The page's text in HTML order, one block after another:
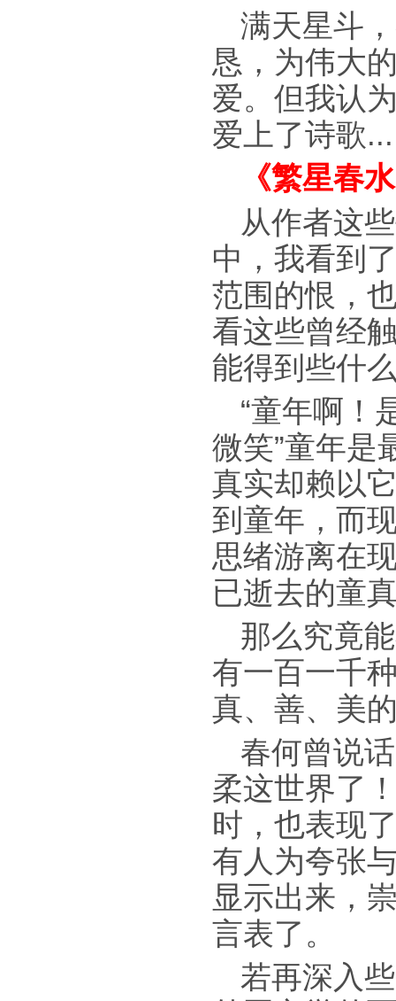
满天星斗
恳，为伟大
爱。但我认
爱上了诗歌
《繁星春
从作者这
中，我看到
范围的恨，
看这些曾经
能得到些什
“童年啊！
微笑”童年是
真实却赖以
到童年，而
思绪游离在
已逝去的童
那么究竟
有一百一千
真、善、美
春何曾说
柔这世界了
时，也表现
有人为夸张
显示出来，
言表了。
若再深入